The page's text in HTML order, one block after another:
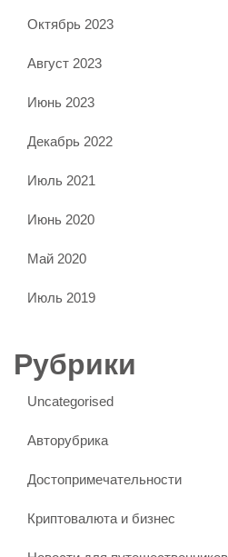
Октябрь 2023
Август 2023
Июнь 2023
Декабрь 2022
Июль 2021
Июнь 2020
Май 2020
Июль 2019
Рубрики
Uncategorised
Авторубрика
Достопримечательности
Криптовалюта и бизнес